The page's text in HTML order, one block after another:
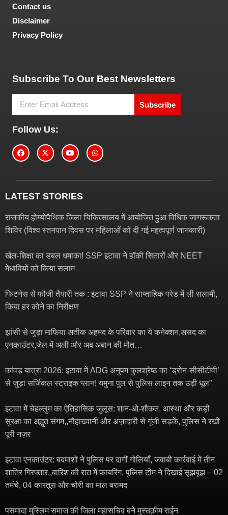
Contact us
Disclaimer
Privacy Policy
Subscribe To Our Best Newsletters
Subscribe
Follow Us:
LATEST STORIES
राजकीय होम्योपैथिक जिला चिकित्सालय में आयोजित हुआ विधिक जागरूकता
शिविर (विश्व स्तनपान दिवस पर महिलाओं को दी गई महत्वपूर्ण जानकारी)
खेल-शिक्षा का डबल धमाका! SSP इटावा ने हॉकी सितारों और NEET
मेधावियों को किया सलाम
फिटनेस से फौजी तैयारी तक : इटावा SSP ने साप्ताहिक परेड में ली सलामी,
किया हर कोने का निरीक्षण
झांसी से जुड़ा माफिया अतीक अहमद के परिवार का ये कनेक्शन,असद का
एनकाउंटर,जेल में अली और अब अबान की मौत…
कांवड़ यात्रा 2026: इटावा में ADG अनुपम कुलश्रेष्ठ का ‘ड्रोन-सीसीटीवी’
से जुड़ा सर्जिकल स्ट्राइक प्लान! यमुना पुल से पुलिस लाइन तक उड़ी धूल”
इटावा में चेहल्लुम का ऐतिहासिक जुलूस: शान-ओ-शौकत, आस्था और कड़ी
सुरक्षा का अद्भुत संगम,,नौहाख्वानी और अज़ादारी से गूंजी सड़कें, पुलिस ने रखी
पूरी नज़र
इटावा एनकाउंटर: बदमाशों ने पुलिस पर दागीं गोलियाँ, जवाबी कार्रवाई में तीन
शातिर गिरफ्तार,,बारिश की रात में फायरिंग, पुलिस टीम ने दिखाई सूझबूझ – 02
तमंचे, 04 कारतूस और चोरी का माल बरामद
पसमादा मुस्लिम समाज की जिला महासचिव बने मुस्तक़ीम राईन